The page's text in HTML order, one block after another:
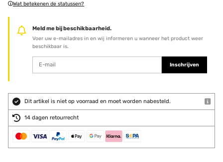
Wat betekenen de statussen?
Meld me bij beschikbaarheid.
Voer uw e-mailadres in en wij informeren u wanneer het product weer
beschikbaar is.
Inschrijven
Dit artikel is niet op voorraad en moet worden nabesteld.
14 dagen retourrecht